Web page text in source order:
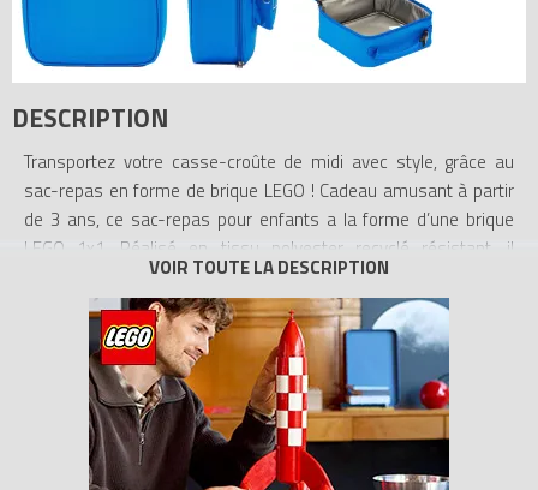
DESCRIPTION
Transportez votre casse-croûte de midi avec style, grâce au
sac-repas en forme de brique LEGO ! Cadeau amusant à partir
de 3 ans, ce sac-repas pour enfants a la forme d’une brique
LEGO 1x1. Réalisé en tissu polyester recyclé résistant, il
présente un compartiment principal isotherme facile à nettoyer
qui conservera les aliments et les boissons au frais pendant
des heures. À l’intérieur, une poche en filet peut contenir des
blocs réfrigérants, des serviettes ou des ustensiles. À
l’extérieur, une poche à fermeture à glissière en forme de tenon
LEGO accueillera les en-cas. Une poignée rembourrée dotée
d’une boucle permet de l’attacher sur un sac à dos. Disponible
dans une gamme de coloris.